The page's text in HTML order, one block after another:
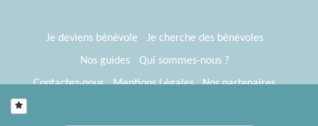
Je deviens bénévole
Je cherche des bénévoles
Nos guides
Qui sommes-nous ?
Contactez-nous
Mentions Légales
Nos partenaires